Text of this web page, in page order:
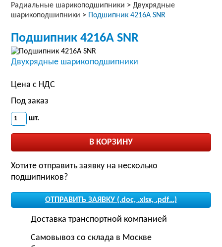
Радиальные шарикоподшипники > Двухрядные
шарикоподшипники > Подшипник 4216A SNR
Подшипник 4216A SNR
Двухрядные шарикоподшипники
Цена с НДС
Под заказ
шт.
Хотите отправить заявку на несколько
подшипников?
ОТПРАВИТЬ ЗАЯВКУ (.doc, .xlsx, .pdf…)
Доставка транспортной компанией
Самовывоз со склада в Москве